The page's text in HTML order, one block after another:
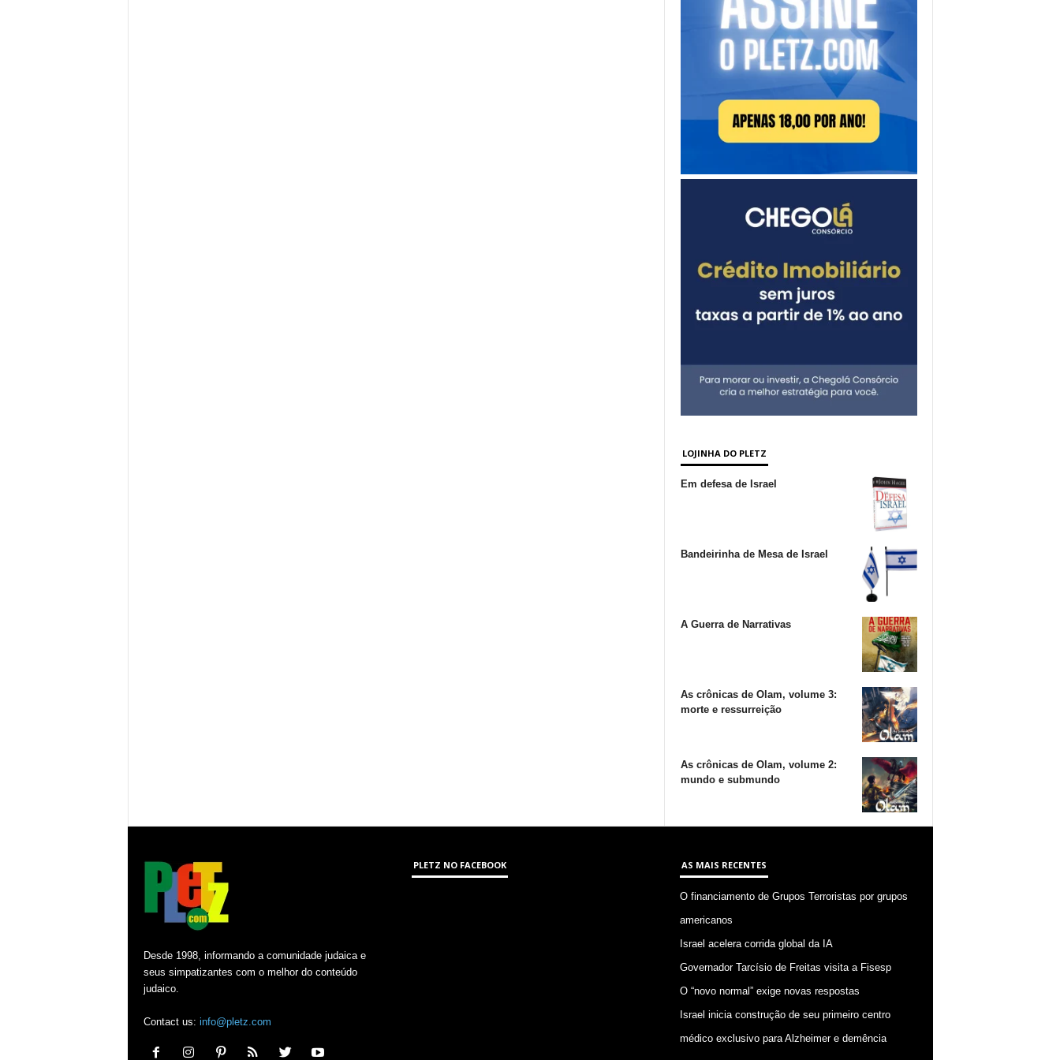
LOJINHA DO PLETZ
Em defesa de Israel
Bandeirinha de Mesa de Israel
A Guerra de Narrativas
As crônicas de Olam, volume 3:
morte e ressurreição
As crônicas de Olam, volume 2:
mundo e submundo
Desde 1998, informando a comunidade judaica e
seus simpatizantes com o melhor do conteúdo
judaico.
Contact us: info@pletz.com
PLETZ NO FACEBOOK AS MAIS RECENTES
O financiamento de Grupos Terroristas por grupos
americanos
Israel acelera corrida global da IA
Governador Tarcísio de Freitas visita a Fisesp
O “novo normal” exige novas respostas
Israel inicia construção de seu primeiro centro
médico exclusivo para Alzheimer e demência